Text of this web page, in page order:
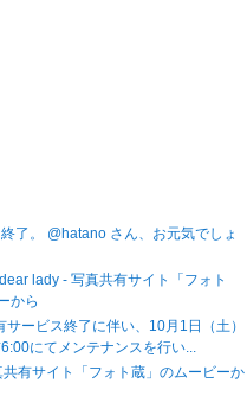
了。 @hatano さん、お元気でしょ
lady - 写真共有サイト「フォト
から
サービス終了に伴い、10月1日（土）
にてメンテナンスを行い...
有サイト「フォト蔵」のムービーか